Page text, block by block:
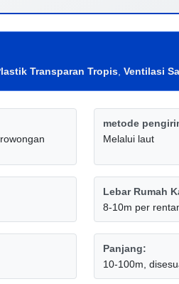
Transparan Tropis Ventilasi
metode
Melalui laut
Lebar Rumah
8-10m per
Panjang:
10-100m,